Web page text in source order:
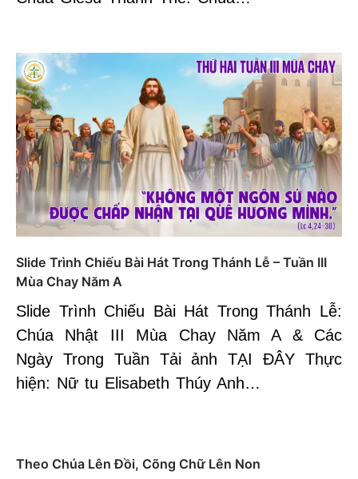
Slide Trình Chiếu Bài Hát Trong Thánh Lễ – Tuần III
Mùa Chay Năm A
Slide Trình Chiếu Bài Hát Trong Thánh Lễ:
Chúa Nhật III Mùa Chay Năm A & Các
Ngày Trong Tuần Tải ảnh TẠI ĐÂY Thực
hiện: Nữ tu Elisabeth Thúy Anh…
Theo Chúa Lên Đồi, Cõng Chữ Lên Non